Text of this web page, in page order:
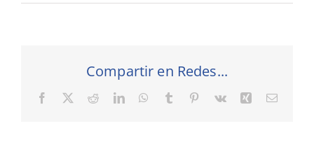
Compartir en Redes...
Facebook RedditLinkedInWhatsApp
Tumblr Pinterest
Vk XingCorreo